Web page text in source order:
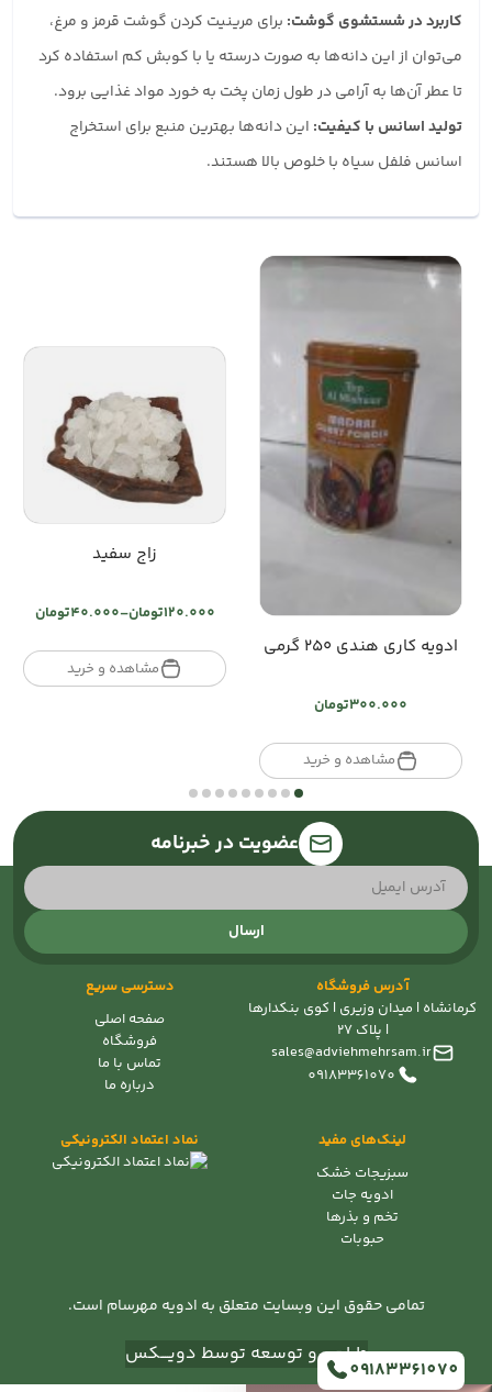
09183361070
کاربرد در شستشوی گوشت: برای مرینیت کردن گوشت قرمز و مرغ،
می‌توان از این دانه‌ها به صورت درسته یا با کوبش کم استفاده کرد
تا عطر آن‌ها به آرامی در طول زمان پخت به خورد مواد غذایی برود.
تولید اسانس با کیفیت: این دانه‌ها بهترین منبع برای استخراج
اسانس فلفل سیاه با خلوص بالا هستند.
ادویه کاری هندی ۲۵۰ گرمی
تومان300.000
مشاهده و خرید
زاج سفید
تومان120.000
– تومان40.000
Price
تومان40.000
through
مشاهده و خرید
عضویت در خبرنامه
ارسال
آدرس فروشگاه
کرمانشاه | میدان وزیری | کوی بنکدارها
| پلاک 27
sales@adviehmehrsam.ir
09183361070
دسترسی سریع
صفحه اصلی
فروشگاه
تماس با ما
درباره ما
لینک‌های مفید
سبزیجات خشک
ادویه جات
تخم و بذرها
حبوبات
نماد اعتماد الکترونیکی
تمامی حقوق این وبسایت متعلق به ادویه مهرسام است.
طراحی و توسعه توسط دویــــکس